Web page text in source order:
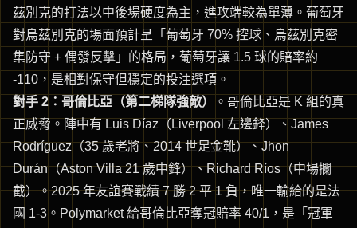
茲別克的打法以中後場硬度為主，進攻端較為單薄。葡萄牙
對烏茲別克的場面預計呈「葡萄牙 70% 控球、烏茲別克密
集防守 + 偶發反擊」的格局，葡萄牙讓 1.5 球的賠率約
-110，是相對保守但穩定的投注選項。
對手 2：哥倫比亞（第二梯隊強敵）
。哥倫比亞是 K 組的真
正威脅。陣中有 Luis Díaz（Liverpool 左邊鋒）、James
Rodríguez（35 歲老將、2014 世足金靴）、Jhon
Durán（Aston Villa 21 歲中鋒）、Richard Ríos（中場攔
截）。2025 年友誼賽戰績 7 勝 2 平 1 負，唯一輸給的是法
國 1-3。Polymarket 給哥倫比亞奪冠賠率 40/1，是「冠軍